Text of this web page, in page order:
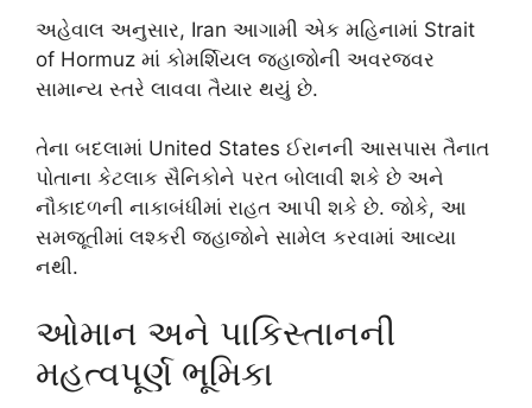
અહેવાલ અનુસાર, Iran આગામી એક મહિનામાં Strait
of Hormuz માં કોમર્શિયલ જહાજોની અવરજવર
સામાન્ય સ્તરે લાવવા તૈયાર થયું છે.
તેના બદલામાં United States ઈરાનની આસપાસ તૈનાત
પોતાના કેટલાક સૈનિકોને પરત બોલાવી શકે છે અને
નૌકાદળની નાકાબંધીમાં રાહત આપી શકે છે. જોકે, આ
સમજૂતીમાં લશ્કરી જહાજોને સામેલ કરવામાં આવ્યા
નથી.
ઓમાન અને પાકિસ્તાનની
મહત્વપૂર્ણ ભૂમિકા